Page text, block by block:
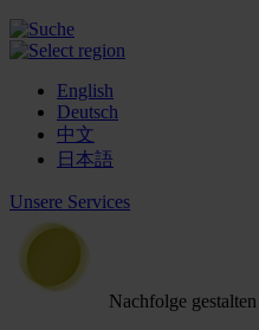
English
Deutsch
中文
日本語
Unsere Services
Nachfolge gestalten